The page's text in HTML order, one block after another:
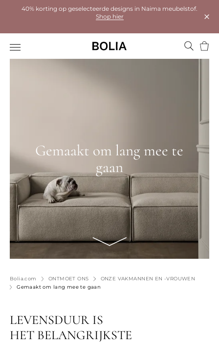
40% korting op geselecteerde designs in Naima meubelstof.
Shop hier
Gemaakt om lang mee te
gaan
Bolia.com ONTMOET ONS
ONZE VAKMANNEN EN -VROUWEN
Gemaakt om lang mee te gaan
LEVENSDUUR IS
HET BELANGRIJKSTE